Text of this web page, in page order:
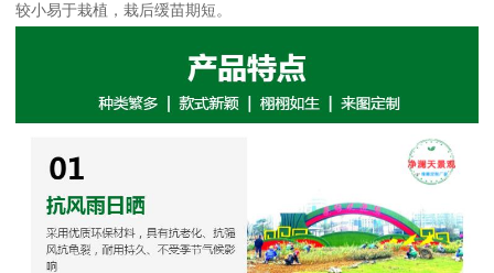
较小易于栽植，栽后缓苗期短。